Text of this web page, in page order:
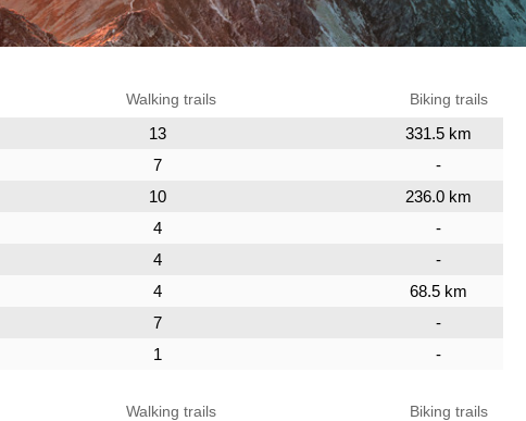
Walking trails Biking trails
13
331.5 km
7
-
10
236.0 km
4
-
4
-
4
68.5 km
7
-
1 -
Walking trails Biking trails